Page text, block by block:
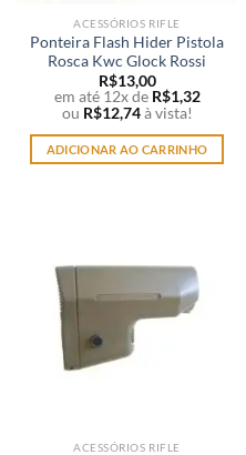
ACESSÓRIOS RIFLE
Ponteira Flash Hider Pistola
Rosca Kwc Glock Rossi
R$13,00
em até 12x de R$1,32
ou R$12,74 à vista!
ADICIONAR AO CARRINHO
ACESSÓRIOS RIFLE